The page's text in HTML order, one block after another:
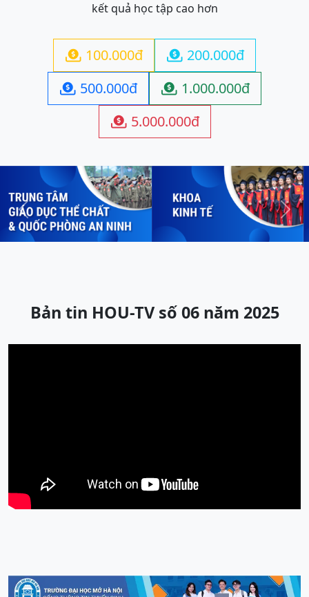
kết quả học tập cao hơn
 100.000đ  200.000đ
 500.000đ  1.000.000đ
 5.000.000đ
Previous Next
Bản tin HOU-TV số 06 năm 2025